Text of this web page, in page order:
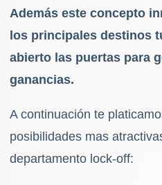
Además este concepto
los principales destinos
abierto las puertas para
ganancias.
A continuación te
posibilidades mas
departamento lock-off: